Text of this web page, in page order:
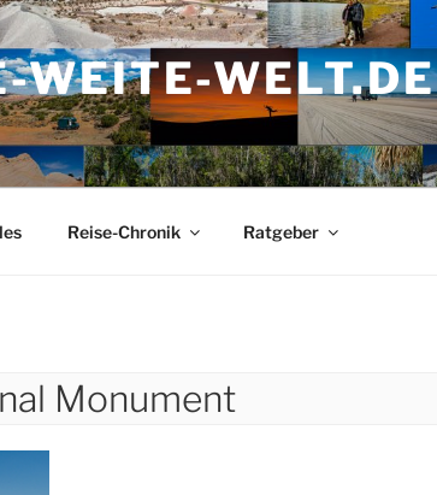
WEITE-WELT.DE
Reise-Chronik Ratgeber
Monument